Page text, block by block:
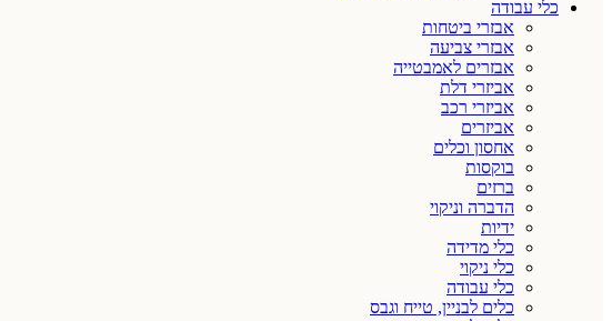
כלי עבודה
אבזרי ביטחות
אבזרי צביעה
אבזרים לאמבטייה
אביזרי דלת
אביזרי רכב
אביזרים
אחסון וכלים
בוקסות
ברזים
הדברה וניקוי
ידיות
כלי מדידה
כלי ניקוי
כלי עבודה
כלים לבניין, טייח וגבס